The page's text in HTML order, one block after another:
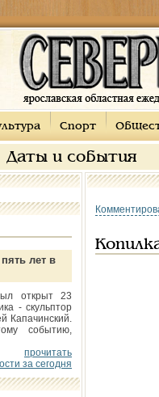
Спорт
Даты и события
лет в
открыт 23
- скульптор
Капачинский.
событию,
прочитать
за сегодня